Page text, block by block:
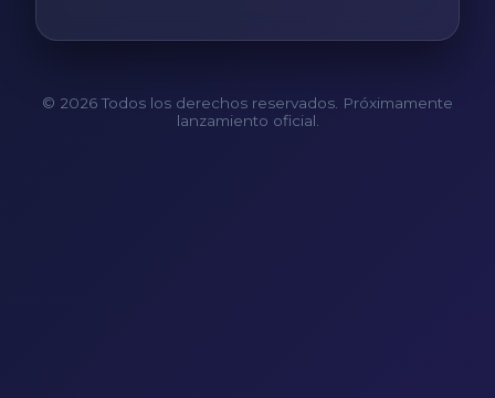
© 2026 Todos los derechos reservados. Próximamente
lanzamiento oficial.